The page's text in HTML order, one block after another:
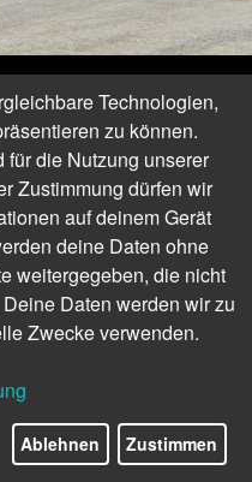
kurzen Ausleger hat
Technologien,
zu können.
die Nutzung unserer
Zustimmung dürfen wir
auf deinem Gerät
deine Daten ohne
weitergegeben, die nicht
Daten werden wir zu
Zwecke verwenden.
Ablehnen Zustimmen